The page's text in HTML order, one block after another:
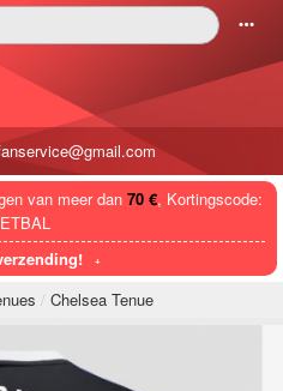
󰄒
van meer dan 70 €, Kortingscode:
Chelsea Tenue